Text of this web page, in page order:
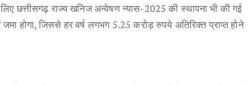
छत्तीसगढ़ राज्य खनिज अन्वेषण न्यास-2025 की स्थापना भी की गई
होगा, जिससे हर वर्ष लगभग 5.25 करोड़ रुपये अतिरिक्त प्राप्त होने